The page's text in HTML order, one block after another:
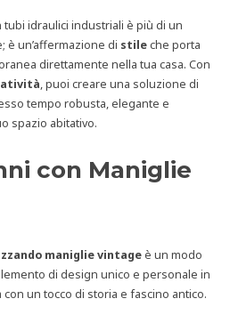
tubi idraulici industriali è più di un
un’affermazione di stileche porta
direttamente nella tua casa. Con
, puoi creare una soluzione di
tempo robusta, elegante e
spazio abitativo.
con Maniglie
maniglievintageè un modo
di design unico e personale in
un tocco di storia e fascino antico.